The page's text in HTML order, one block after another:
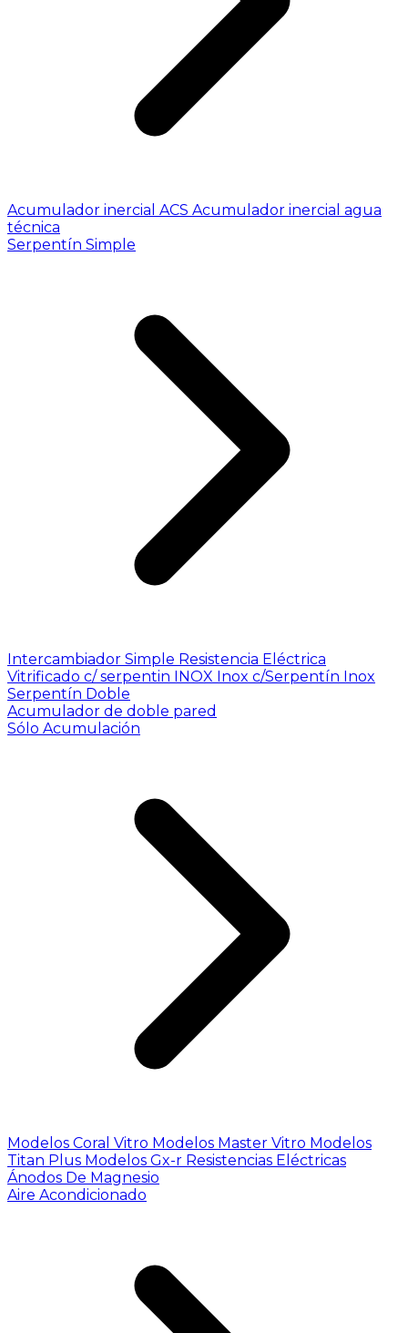
Acumulador inercial ACS Acumulador inercial agua
técnica
Serpentín Simple
Intercambiador Simple Resistencia Eléctrica
Vitrificado c/ serpentin INOX Inox c/Serpentín Inox
Serpentín Doble
Acumulador de doble pared
Sólo Acumulación
Modelos Coral Vitro Modelos Master Vitro Modelos
Titan Plus Modelos Gx-r Resistencias Eléctricas
Ánodos De Magnesio
Aire Acondicionado